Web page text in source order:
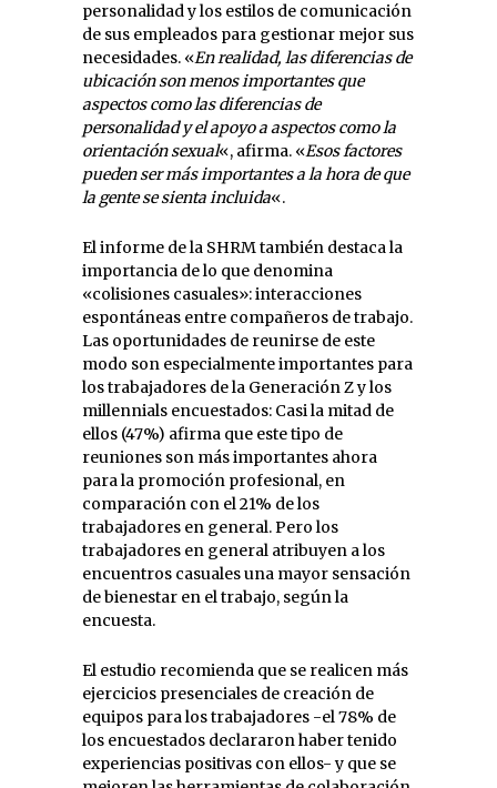
personalidad y los estilos de comunicación
de sus empleados para gestionar mejor sus
necesidades. «En realidad, las diferencias de
ubicación son menos importantes que
aspectos como las diferencias de
personalidad y el apoyo a aspectos como la
orientación sexual«, afirma. «Esos factores
pueden ser más importantes a la hora de que
la gente se sienta incluida«.
El informe de la SHRM también destaca la
importancia de lo que denomina
«colisiones casuales»: interacciones
espontáneas entre compañeros de trabajo.
Las oportunidades de reunirse de este
modo son especialmente importantes para
los trabajadores de la Generación Z y los
millennials encuestados: Casi la mitad de
ellos (47%) afirma que este tipo de
reuniones son más importantes ahora
para la promoción profesional, en
comparación con el 21% de los
trabajadores en general. Pero los
trabajadores en general atribuyen a los
encuentros casuales una mayor sensación
de bienestar en el trabajo, según la
encuesta.
El estudio recomienda que se realicen más
ejercicios presenciales de creación de
equipos para los trabajadores -el 78% de
los encuestados declararon haber tenido
experiencias positivas con ellos- y que se